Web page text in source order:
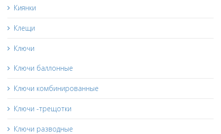
Киянки
Клещи
Ключи
Ключи баллонные
Ключи комбинированные
Ключи -трещотки
Ключи разводные